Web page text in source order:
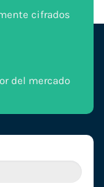
cifrados
del mercado